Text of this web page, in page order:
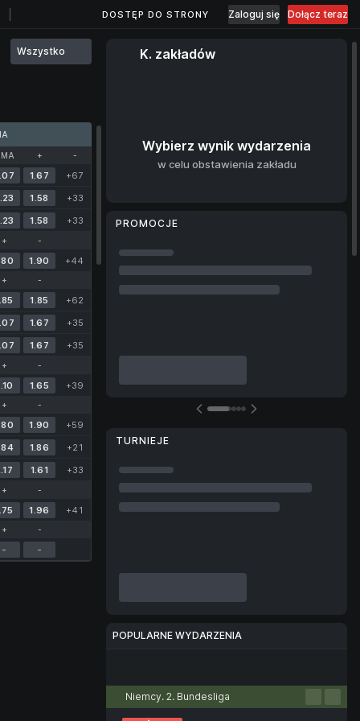
DOSTĘP DO STRONY Zaloguj się Dołącz teraz
Wszystko
+ -
1.67
+67
1.58
+33
1.58 +33
+ -
1.90 +44
+ -
1.85
+62
1.67
+35
1.67 +35
+ -
1.65 +39
+ -
1.90
+59
1.86
+21
1.61 +33
+ -
1.96 +41
+ -
- -
K. zakładów
Wybierz wynik wydarzenia
w celu obstawienia zakładu
PROMOCJE
TURNIEJE
POPULARNE WYDARZENIA
Niemcy. 2. Bundesliga